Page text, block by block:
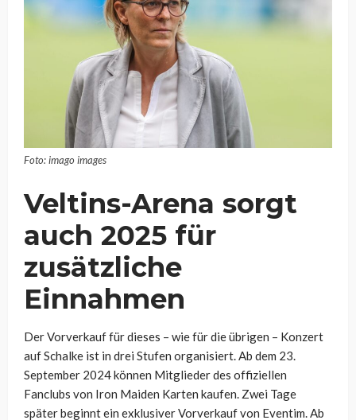
Foto: imago images
Veltins-Arena sorgt
auch 2025 für
zusätzliche
Einnahmen
Der Vorverkauf für dieses – wie für die übrigen – Konzert
auf Schalke ist in drei Stufen organisiert. Ab dem 23.
September 2024 können Mitglieder des offiziellen
Fanclubs von Iron Maiden Karten kaufen. Zwei Tage
später beginnt ein exklusiver Vorverkauf von Eventim. Ab